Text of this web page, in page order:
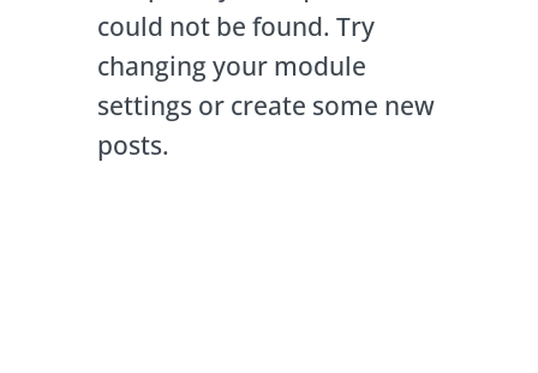
could not be found. Try
changing your module
settings or create some new
posts.